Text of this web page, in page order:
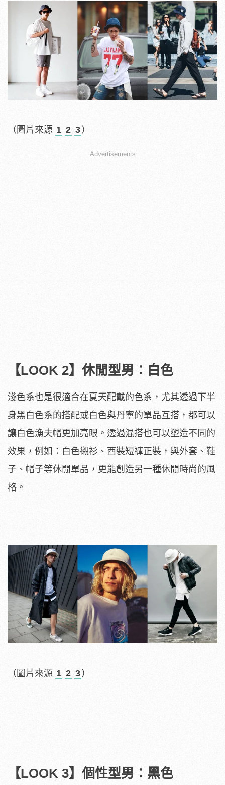
（圖片來源 1 2 3）
Advertisements
【LOOK 2】休閒型男：白色
淺色系也是很適合在夏天配戴的色系，尤其透過下半
身黑白色系的搭配或白色與丹寧的單品互搭，都可以
讓白色漁夫帽更加亮眼。透過混搭也可以塑造不同的
效果，例如：白色襯衫、西裝短褲正裝，與外套、鞋
子、帽子等休閒單品，更能創造另一種休閒時尚的風
格。
（圖片來源 1 2 3）
【LOOK 3】個性型男：黑色